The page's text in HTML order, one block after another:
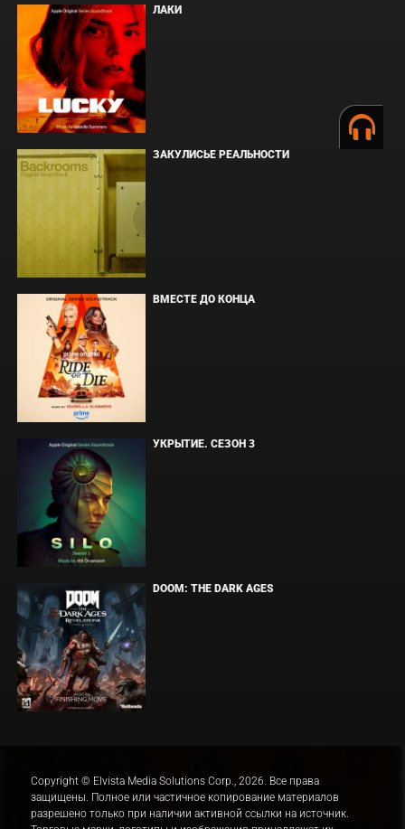
ЛАКИ
ЗАКУЛИСЬЕ РЕАЛЬНОСТИ
ВМЕСТЕ ДО КОНЦА
УКРЫТИЕ. СЕЗОН 3
DOOM: THE DARK AGES
Copyright © Elvista Media Solutions Corp., 2026. Все права
защищены. Полное или частичное копирование материалов
разрешено только при наличии активной ссылки на источник.